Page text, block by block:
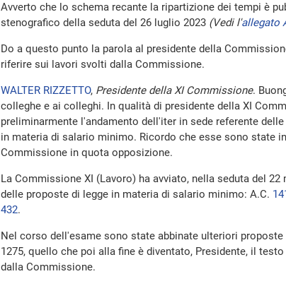
Avverto che lo schema recante la ripartizione dei tempi è
stenografico della seduta del 26 luglio 2023 (Vedi l'allegato
Do a questo punto la parola al presidente della
riferire sui lavori svolti dalla Commissione.
WALTER RIZZETTO, Presidente della XI Commissione.
colleghe e ai colleghi. In qualità di presidente della XI
preliminarmente l'andamento dell'iter in sede referente
in materia di salario minimo. Ricordo che esse sono state
Commissione in quota opposizione.
La Commissione XI (Lavoro) ha avviato, nella seduta del
delle proposte di legge in materia di salario minimo: A.C.
432​.
Nel corso dell'esame sono state abbinate ulteriori proposte
1275, quello che poi alla fine è diventato, Presidente, il
dalla Commissione.